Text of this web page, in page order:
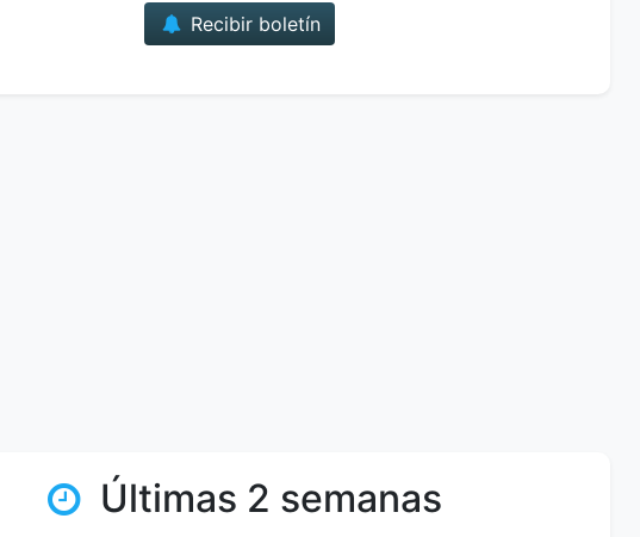
Recibir boletín
Últimas 2 semanas